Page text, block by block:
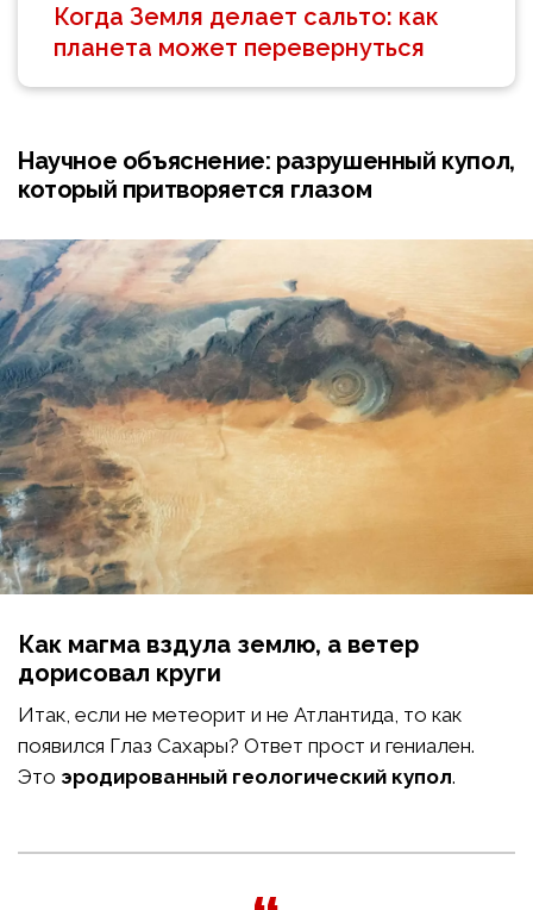
Когда Земля делает сальто: как
планета может перевернуться
Научное объяснение: разрушенный купол,
который притворяется глазом
Как магма вздула землю, а ветер
дорисовал круги
Итак, если не метеорит и не Атлантида, то как
появился Глаз Сахары? Ответ прост и гениален.
Это эродированный геологический купол.